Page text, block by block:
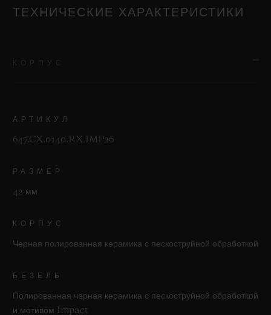
ТЕХНИЧЕСКИЕ ХАРАКТЕРИСТИКИ
АРТИКУЛ
647.CX.0140.RX.IMP26
РАЗМЕР
42 мм
КОРПУС
Черная полированная керамика с пескоструйной обработкой
БЕЗЕЛЬ
Полированная черная керамика с пескоструйной обработкой
и мотивом Impact